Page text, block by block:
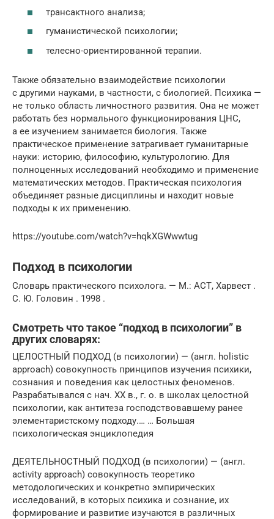
трансактного анализа;
гуманистической психологии;
телесно-ориентированной терапии.
Также обязательно взаимодействие психологии
с другими науками, в частности, с биологией. Психика —
не только область личностного развития. Она не может
работать без нормального функционирования ЦНС,
а ее изучением занимается биология. Также
практическое применение затрагивает гуманитарные
науки: историю, философию, культурологию. Для
полноценных исследований необходимо и применение
математических методов. Практическая психология
объединяет разные дисциплины и находит новые
подходы к их применению.
https://youtube.com/watch?v=hqkXGWwwtug
Подход в психологии
Словарь практического психолога. — М.: АСТ, Харвест .
С. Ю. Головин . 1998 .
Смотреть что такое “подход в психологии” в
других словарях:
ЦЕЛОСТНЫЙ ПОДХОД (в психологии) — (англ. holistic
approach) совокупность принципов изучения психики,
сознания и поведения как целостных феноменов.
Разрабатывался с нач. XX в., г. о. в школах целостной
психологии, как антитеза господствовавшему ранее
элементаристскому подходу.… … Большая
психологическая энциклопедия
ДЕЯТЕЛЬНОСТНЫЙ ПОДХОД (в психологии) — (англ.
activity approach) совокупность теоретико
методологических и конкретно эмпирических
исследований, в которых психика и сознание, их
формирование и развитие изучаются в различных